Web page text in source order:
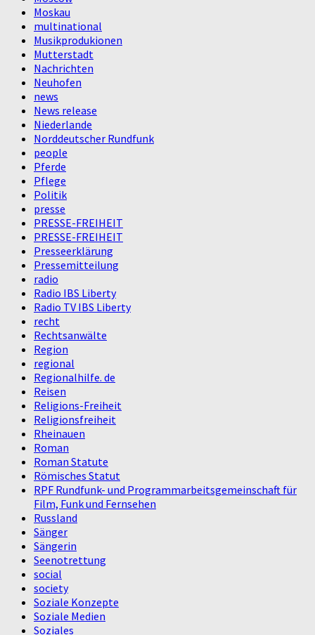
Moskau
multinational
Musikprodukionen
Mutterstadt
Nachrichten
Neuhofen
news
News release
Niederlande
Norddeutscher Rundfunk
people
Pferde
Pflege
Politik
presse
PRESSE-FREIHEIT
PRESSE-FREIHEIT
Presseerklärung
Pressemitteilung
radio
Radio IBS Liberty
Radio TV IBS Liberty
recht
Rechtsanwälte
Region
regional
Regionalhilfe. de
Reisen
Religions-Freiheit
Religionsfreiheit
Rheinauen
Roman
Roman Statute
Römisches Statut
RPF Rundfunk- und Programmarbeitsgemeinschaft für
Film, Funk und Fernsehen
Russland
Sänger
Sängerin
Seenotrettung
social
society
Soziale Konzepte
Soziale Medien
Soziales